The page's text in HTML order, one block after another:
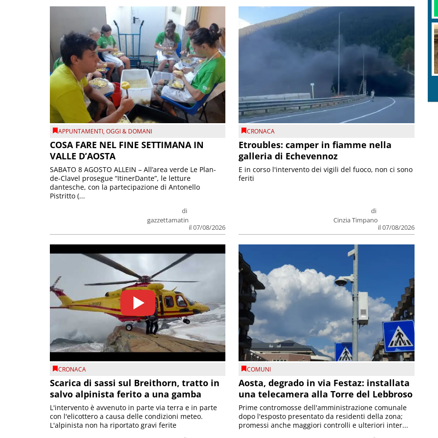
APPUNTAMENTI,OGGI & DOMANI
COSA FARE NEL FINE SETTIMANA IN
VALLE D’AOSTA
di
gazzettamatin
il 07/08/2026
SABATO 8 AGOSTO ALLEIN – All’area verde Le Plan-
de-Clavel prosegue “ItinerDante”, le letture
dantesche, con la partecipazione di Antonello
Pistritto (...
CRONACA
Etroubles: camper in fiamme nella
galleria di Echevennoz
di
Cinzia Timpano
il 07/08/2026
E in corso l'intervento dei vigili del fuoco, non ci sono
feriti
CRONACA
Scarica di sassi sul Breithorn, tratto in
salvo alpinista ferito a una gamba
L'intervento è avvenuto in parte via terra e in parte
con l'elicottero a causa delle condizioni meteo.
L'alpinista non ha riportato gravi ferite
COMUNI
Aosta, degrado in via Festaz: installata
una telecamera alla Torre del Lebbroso
Prime contromosse dell'amministrazione comunale
dopo l'esposto presentato da residenti della zona;
promessi anche maggiori controlli e ulteriori inter...